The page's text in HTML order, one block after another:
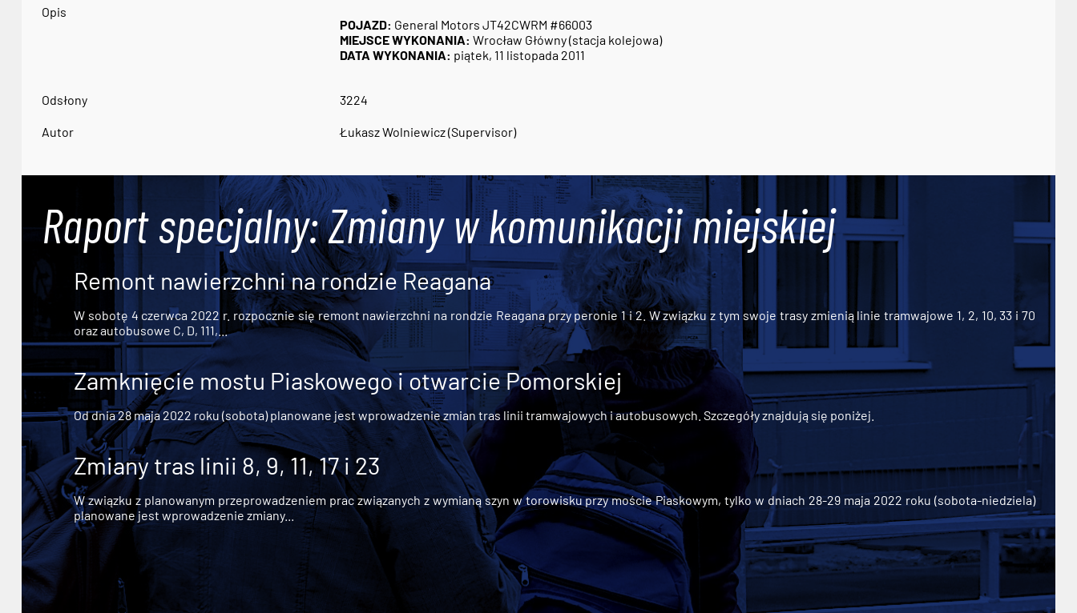
Opis
POJAZD: General Motors JT42CWRM #66003
MIEJSCE WYKONANIA: Wrocław Główny (stacja kolejowa)
DATA WYKONANIA: piątek, 11 listopada 2011
Odsłony 3224
Autor Łukasz Wolniewicz (Supervisor)
Raport specjalny: Zmiany w komunikacji miejskiej
Remont nawierzchni na rondzie Reagana
W sobotę 4 czerwca 2022 r. rozpocznie się remont nawierzchni na rondzie Reagana przy peronie 1 i 2. W związku z tym swoje trasy zmienią linie tramwajowe 1, 2, 10, 33 i 70
oraz autobusowe C, D, 111,...
Zamknięcie mostu Piaskowego i otwarcie Pomorskiej
Od dnia 28 maja 2022 roku (sobota) planowane jest wprowadzenie zmian tras linii tramwajowych i autobusowych. Szczegóły znajdują się poniżej.
Zmiany tras linii 8, 9, 11, 17 i 23
W związku z planowanym przeprowadzeniem prac związanych z wymianą szyn w torowisku przy moście Piaskowym, tylko w dniach 28-29 maja 2022 roku (sobota-niedziela)
planowane jest wprowadzenie zmiany...